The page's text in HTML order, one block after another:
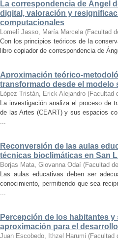
La correspondencia de Ángel
digital, valoración y
computacionales
Lomelí Jasso, María Marcela (Facultad
Con los principios teóricos de la
libro copiador de correspondencia de
Aproximación teórico-
transformado desde el modelo
López Tristán, Erick Alejandro (Facultad
La investigación analiza el proceso de
de las Artes (CEART) y sus espacios
...
Reconversión de las aulas
técnicas bioclimáticas en San
Borjas Mata, Giovanna Odaí (Facultad
Las aulas educativas deben ser
conocimiento, permitiendo que sea
...
Percepción de los habitantes
aproximación para el desarrollo
Juan Escobedo, Ithzel Harumi (Facultad